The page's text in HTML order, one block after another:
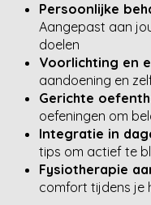
Persoonlijke
Aangepast aan
doelen
Voorlichting en
aandoening en
Gerichte
oefeningen om
Integratie in
tips om actief te
Fysiotherapie
comfort tijdens je